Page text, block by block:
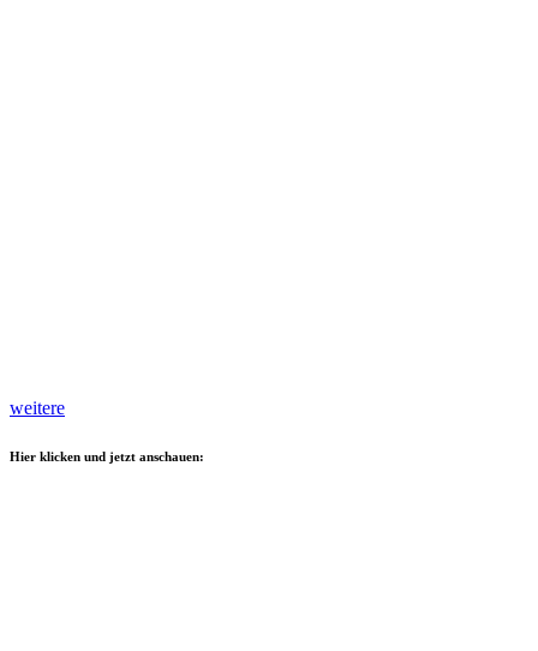
weitere
Hier klicken und jetzt anschauen: